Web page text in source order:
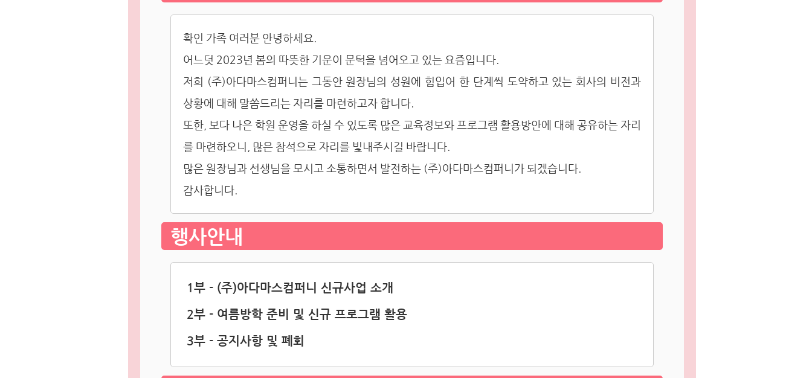
확인 가족 여러분 안녕하세요.
어느덧 2023년 봄의 따뜻한 기운이 문턱을 넘어오고 있는 요즘입니다.
저희 (주)아다마스컴퍼니는 그동안 원장님의 성원에 힘입어 한 단계씩 도약하고 있는 회사의 비전과
상황에 대해 말씀드리는 자리를 마련하고자 합니다.
또한, 보다 나은 학원 운영을 하실 수 있도록 많은 교육정보와 프로그램 활용방안에 대해 공유하는 자리
를 마련하오니, 많은 참석으로 자리를 빛내주시길 바랍니다.
많은 원장님과 선생님을 모시고 소통하면서 발전하는 (주)아다마스컴퍼니가 되겠습니다.
감사합니다.
행사안내
1부 - (주)아다마스컴퍼니 신규사업 소개
2부 - 여름방학 준비 및 신규 프로그램 활용
3부 - 공지사항 및 폐회